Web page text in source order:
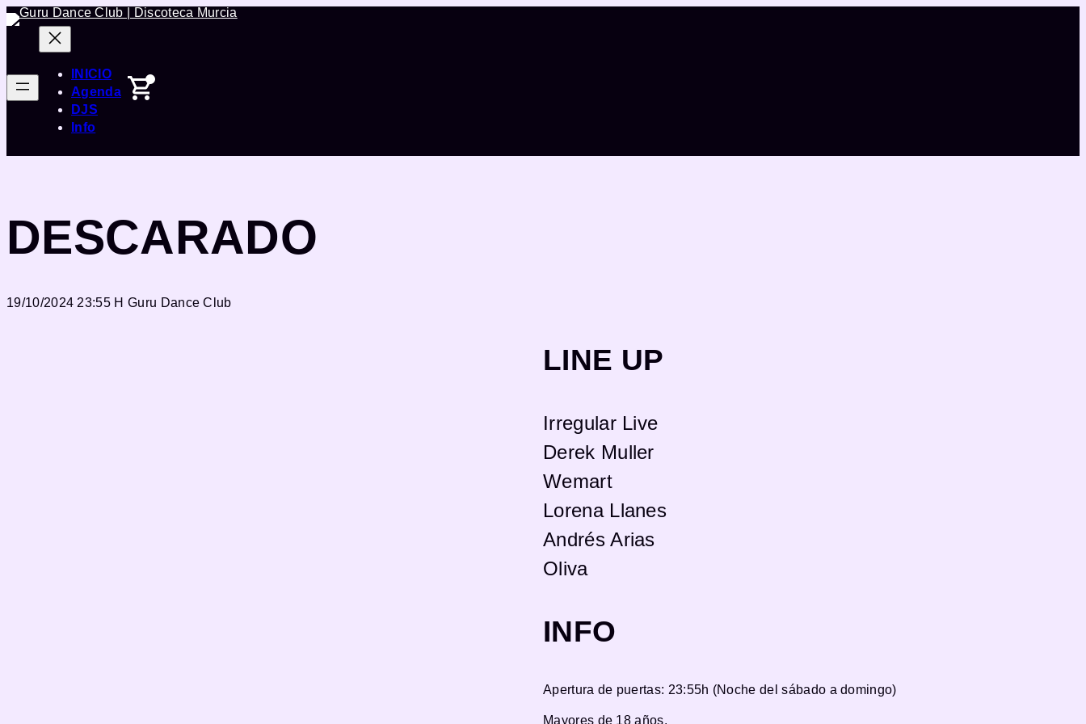
Saltar
contenido
INICIO
Agenda
DJS
Info
DESCARADO
19/10/2024 23:55 H Guru Dance Club
LINE UP
Irregular Live
Derek Muller
Wemart
Lorena Llanes
Andrés Arias
Oliva
INFO
Apertura de puertas: 23:55h (Noche del sábado a domingo)
Mayores de 18 años.